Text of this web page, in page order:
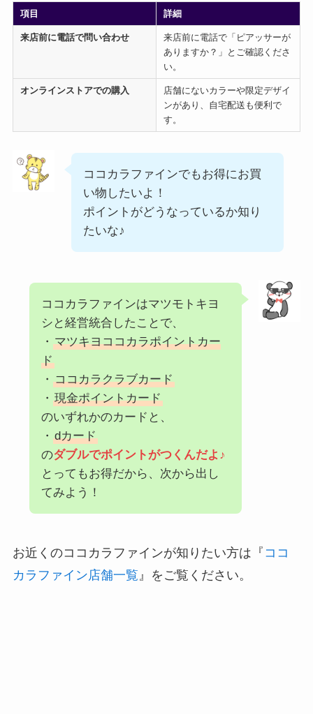
項目 詳細
来店前に電話で問い合わせ
来店前に電話で「ピアッサーが
ありますか？」とご確認くださ
い。
オンラインストアでの購入
店舗にないカラーや限定デザイ
ンがあり、自宅配送も便利で
す。
ココカラファインでもお得にお買
い物したいよ！
ポイントがどうなっているか知り
たいな♪
ココカラファインはマツモトキヨ
シと経営統合したことで、
・ マツキヨココカラポイントカー
ド
・ ココカラクラブカード
・ 現金ポイントカード
のいずれかのカードと、
・ dカード
のダブルでポイントがつくんだよ♪
とってもお得だから、次から出し
てみよう！
お近くのココカラファインが知りたい方は『 ココ
カラファイン店舗一覧』をご覧ください。